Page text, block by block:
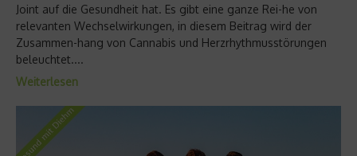
Joint auf die Gesundheit hat. Es gibt eine ganze Rei-he von
relevanten Wechselwirkungen, in diesem Beitrag wird der
Zusammen-hang von Cannabis und Herzrhythmusstörungen
beleuchtet....
Weiterlesen